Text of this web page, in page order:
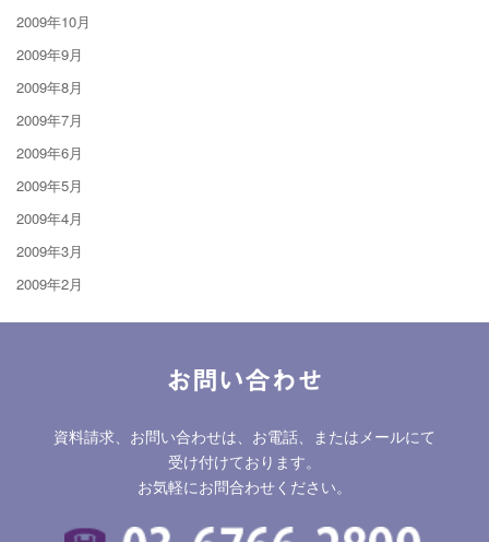
2009年10月
2009年9月
2009年8月
2009年7月
2009年6月
2009年5月
2009年4月
2009年3月
2009年2月
お問い合わせ
資料請求、お問い合わせは、お電話、またはメールにて
受け付けております。
お気軽にお問合わせください。